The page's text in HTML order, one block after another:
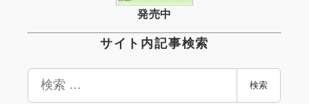
発売中
サイト内記事検索
検
検索